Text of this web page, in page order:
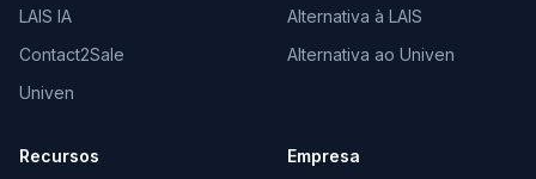
LAIS IA
Contact2Sale
Univen
Alternativa à LAIS
Alternativa ao Univen
Recursos Empresa